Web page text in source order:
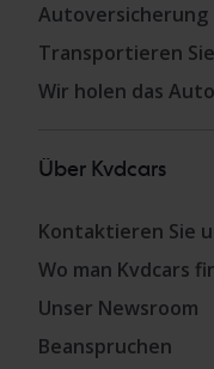
Autoversicherung
Transportieren
Wir holen das
Über Kvdcars
Kontaktieren Sie
Wo man Kvdcars
Unser Newsroom
Beanspruchen